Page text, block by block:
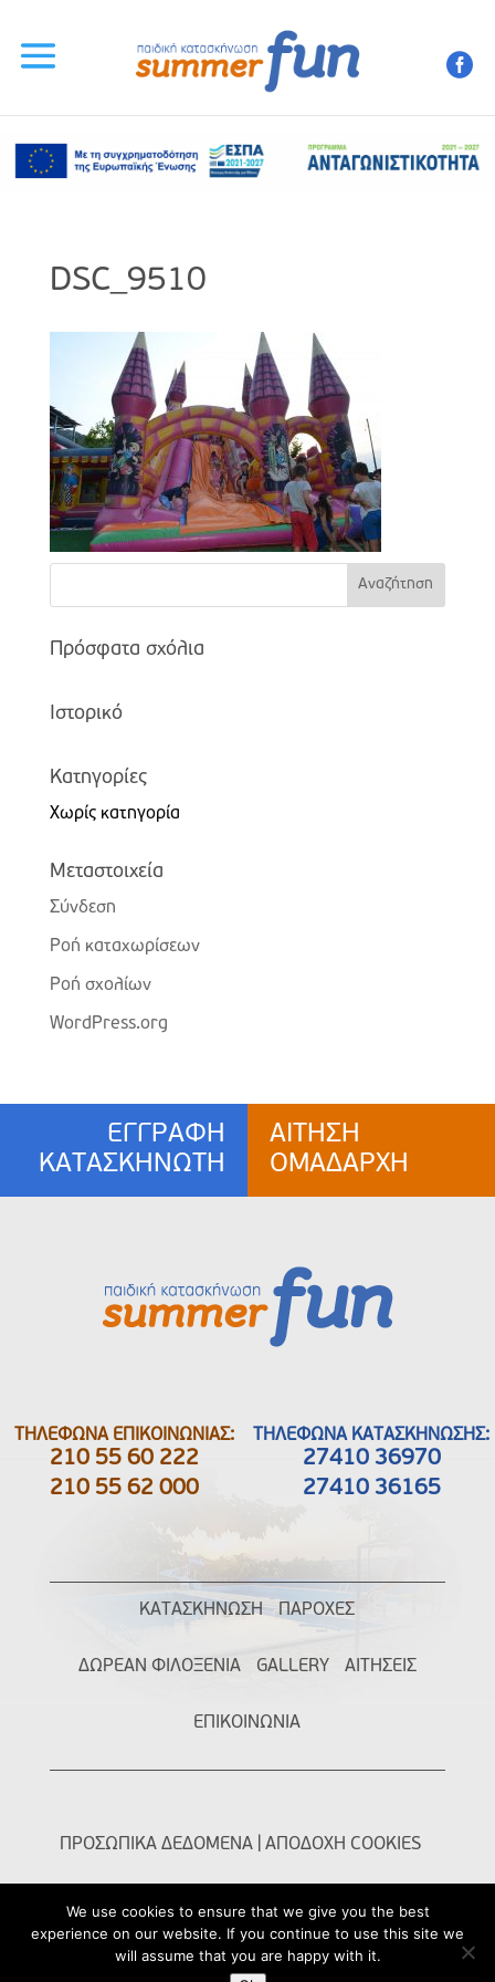
DSC_9510
Πρόσφατα σχόλια
Ιστορικό
Kατηγορίες
Χωρίς κατηγορία
Μεταστοιχεία
Σύνδεση
Ροή καταχωρίσεων
Ροή σχολίων
WordPress.org
ΕΓΓΡΑΦΗ
ΚΑΤΑΣΚΗΝΩΤΗ
ΑΙΤΗΣΗ
ΟΜΑΔΑΡΧΗ
ΤΗΛΕΦΩΝΑ ΕΠΙΚΟΙΝΩΝΙΑΣ:
210 55 60 222
210 55 62 000
ΤΗΛΕΦΩΝΑ ΚΑΤΑΣΚΗΝΩΣΗΣ:
27410 36970
27410 36165
ΚΑΤΑΣΚΗΝΩΣΗ ΠΑΡΟΧΕΣ
ΔΩΡΕΑΝ ΦΙΛΟΞΕΝΙΑ GALLERY ΑΙΤΗΣΕΙΣ
ΕΠΙΚΟΙΝΩΝΙΑ
ΠΡΟΣΩΠΙΚΑ ΔΕΔΟΜΕΝΑ ΑΠΟΔΟΧΗ COOKIES
We use cookies to ensure that we give you the best
experience on our website. If you continue to use this site we
will assume that you are happy with it.